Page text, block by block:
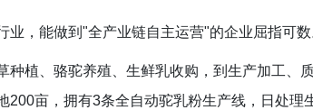
业，能做到"全产业链自主运营"的企业屈指可数
种植、骆驼养殖、生鲜乳收购，到生产加工
200亩，拥有3条全自动驼乳粉生产线，日处